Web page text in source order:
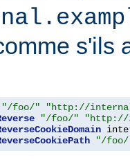
s'ils
"/foo/"
"http://
"/foo/"
"http://
"/